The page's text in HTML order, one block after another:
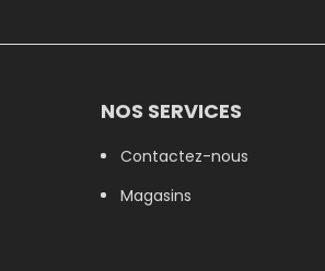
NOS SERVICES
Contactez-nous
Magasins